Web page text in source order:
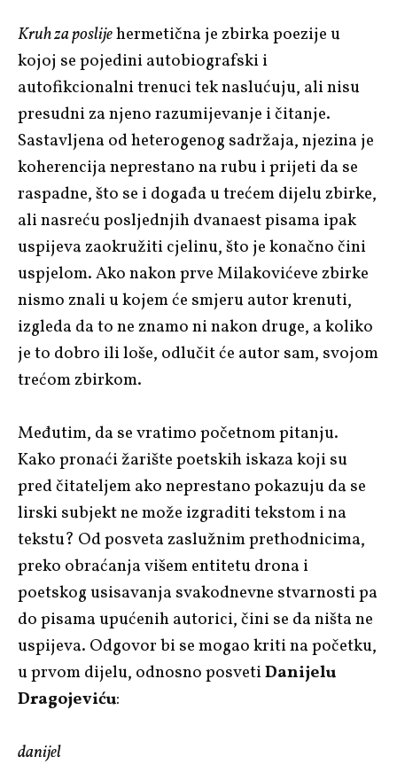
Kruh za poslijehermetična je zbirka poezije u
kojoj se pojedini autobiografski i
autofikcionalni trenuci tek naslućuju, ali nisu
presudni za njeno razumijevanje i čitanje.
Sastavljena od heterogenog sadržaja, njezina je
koherencija neprestano na rubu i prijeti da se
raspadne, što se i događa u trećem dijelu zbirke,
ali nasreću posljednjih dvanaest pisama ipak
uspijeva zaokružiti cjelinu, što je konačno čini
uspjelom. Ako nakon prve Milakovićeve zbirke
nismo znali u kojem će smjeru autor krenuti,
izgleda da to ne znamo ni nakon druge, a koliko
je to dobro ili loše, odlučit će autor sam, svojom
trećom zbirkom.
Međutim, da se vratimo početnom pitanju.
Kako pronaći žarište poetskih iskaza koji su
pred čitateljem ako neprestano pokazuju da se
lirski subjekt ne može izgraditi tekstom i na
tekstu? Od posveta zaslužnim prethodnicima,
preko obraćanja višem entitetu drona i
poetskog usisavanja svakodnevne stvarnosti pa
do pisama upućenih autorici, čini se da ništa ne
uspijeva. Odgovor bi se mogao kriti na početku,
u prvom dijelu, odnosno posvetiDanijelu
Dragojeviću:
danijel